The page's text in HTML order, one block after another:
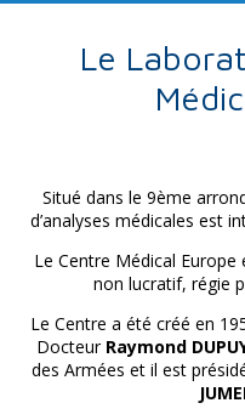
Le
Situé dans le 9ème
d’analyses médicales est
Le Centre Médical
non lucratif, régie
Le Centre a été créé en
Docteur Raymond
des Armées et il est